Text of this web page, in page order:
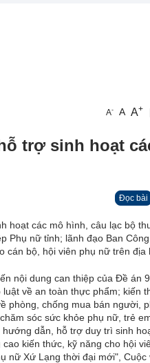
A- A A+
trợ sinh hoạt
Đọc bài
hoạt các mô hình, câu lạc bộ
Phụ nữ tỉnh; lãnh đạo Ban
cán bộ, hội viên phụ nữ trên địa
nội dung can thiệp của Đề án
về an toàn thực phẩm; kiến
phòng, chống mua bán người,
sóc sức khỏe phụ nữ, trẻ
dẫn, hỗ trợ duy trì sinh
kiến thức, kỹ năng cho hội
nữ Xứ Lạng thời đại mới", Cuộc